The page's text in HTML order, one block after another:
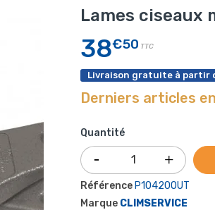
Lames ciseaux
38€50 TTC
Livraison gratuite à partir
Derniers articles
Quantité
Référence P10420OUT
Marque CLIMSERVICE